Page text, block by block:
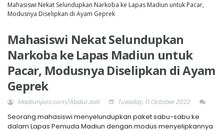
Mahasiswi Nekat Selundupkan Narkoba ke Lapas Madiun untuk Pacar,
Modusnya Diselipkan di Ayam Geprek
Mahasiswi Nekat Selundupkan
Narkoba ke Lapas Madiun untuk
Pacar, Modusnya Diselipkan di Ayam
Geprek
Madiunpos.com/Abdul Jalil Tuesday, 11 October 2022
Seorang mahasiswi menyelundupkan paket sabu-sabu ke
dalam Lapas Pemuda Madiun dengan modus menyelipkannya